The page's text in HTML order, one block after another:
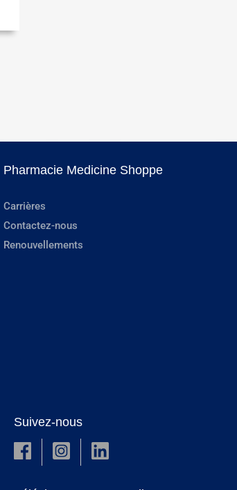
Pharmacie Medicine Shoppe
Carrières
Contactez-nous
Renouvellements
Suivez-nous